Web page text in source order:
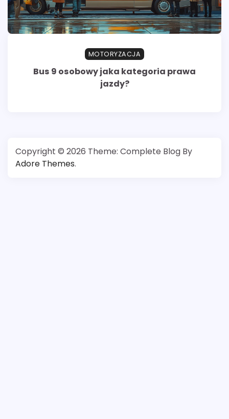
MOTORYZACJA
Bus 9 osobowy jaka kategoria prawa
jazdy?
Copyright © 2026 Theme: Complete Blog By
Adore Themes.